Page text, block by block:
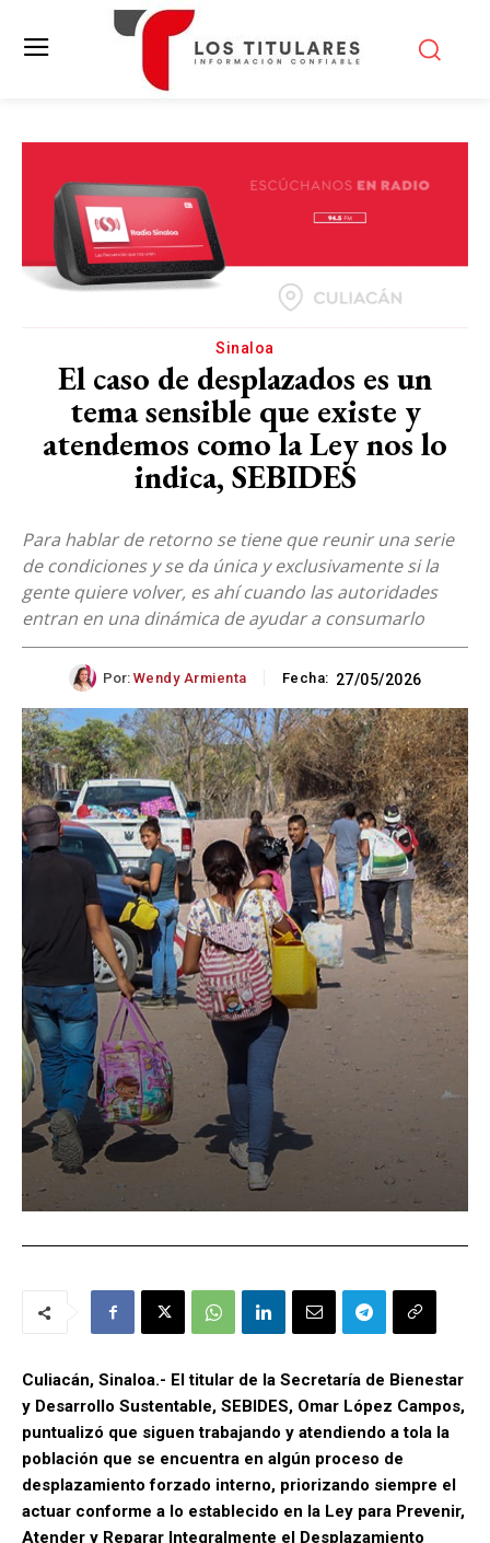
Sinaloa
El caso de desplazados es un
tema sensible que existe y
atendemos como la Ley nos lo
indica, SEBIDES
Para hablar de retorno se tiene que reunir una serie
de condiciones y se da única y exclusivamente si la
gente quiere volver, es ahí cuando las autoridades
entran en una dinámica de ayudar a consumarlo
Por: Wendy Armienta Fecha: 27/05/2026
Culiacán, Sinaloa.- El titular de la Secretaría de Bienestar
y Desarrollo Sustentable, SEBIDES, Omar López Campos,
puntualizó que siguen trabajando y atendiendo a tola la
población que se encuentra en algún proceso de
desplazamiento forzado interno, priorizando siempre el
actuar conforme a lo establecido en la Ley para Prevenir,
Atender y Reparar Integralmente el Desplazamiento